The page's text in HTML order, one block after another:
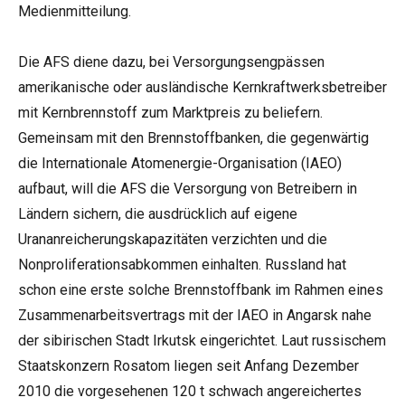
Medienmitteilung.
Die AFS diene dazu, bei Versorgungsengpässen
amerikanische oder ausländische Kernkraftwerksbetreiber
mit Kernbrennstoff zum Marktpreis zu beliefern.
Gemeinsam mit den Brennstoffbanken, die gegenwärtig
die Internationale Atomenergie-Organisation (IAEO)
aufbaut, will die AFS die Versorgung von Betreibern in
Ländern sichern, die ausdrücklich auf eigene
Urananreicherungskapazitäten verzichten und die
Nonproliferationsabkommen einhalten. Russland hat
schon eine erste solche Brennstoffbank im Rahmen eines
Zusammenarbeitsvertrags mit der IAEO in Angarsk nahe
der sibirischen Stadt Irkutsk eingerichtet. Laut russischem
Staatskonzern Rosatom liegen seit Anfang Dezember
2010 die vorgesehenen 120 t schwach angereichertes